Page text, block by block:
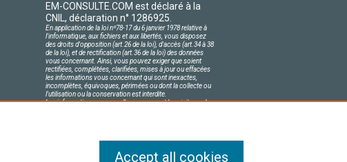
EM-CONSULTE.COM est déclaré à la
CNIL, déclaration n° 1286925.
En application de la loi nº78-17 du 6 janvier 1978 relative à
l'informatique, aux fichiers et aux libertés, vous disposez
des droits d'opposition (art.26 de la loi), d'accès (art.34 à 38
de la loi), et de rectification (art.36 de la loi) des données
vous concernant. Ainsi, vous pouvez exiger que soient
rectifiées, complétées, clarifiées, mises à jour ou effacées
les informations vous concernant qui sont inexactes,
incomplètes, équivoques, périmées ou dont la collecte ou
l'utilisation ou la conservation est interdite.
Les informations personnelles concernant les visiteurs de
Accept all cookies